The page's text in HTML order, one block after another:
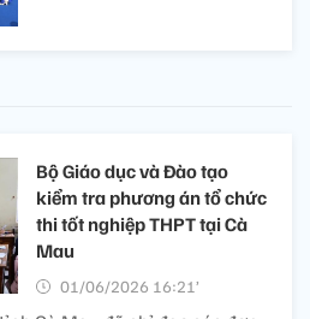
Bộ Giáo dục và Đào tạo
kiểm tra phương án tổ chức
thi tốt nghiệp THPT tại Cà
Mau
01/06/2026 16:21’